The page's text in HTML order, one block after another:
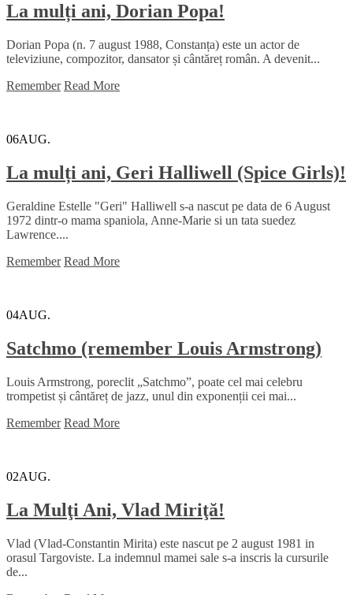
La mulți ani, Dorian Popa!
Dorian Popa (n. 7 august 1988, Constanța) este un actor de
televiziune, compozitor, dansator și cântăreț român. A devenit...
Remember Read More
06AUG.
La mulți ani, Geri Halliwell (Spice Girls)!
Geraldine Estelle "Geri" Halliwell s-a nascut pe data de 6 August
1972 dintr-o mama spaniola, Anne-Marie si un tata suedez
Lawrence....
Remember Read More
04AUG.
Satchmo (remember Louis Armstrong)
Louis Armstrong, poreclit „Satchmo”, poate cel mai celebru
trompetist și cântăreț de jazz, unul din exponenții cei mai...
Remember Read More
02AUG.
La Mulţi Ani, Vlad Miriţă!
Vlad (Vlad-Constantin Mirita) este nascut pe 2 august 1981 in
orasul Targoviste. La indemnul mamei sale s-a inscris la cursurile
de...